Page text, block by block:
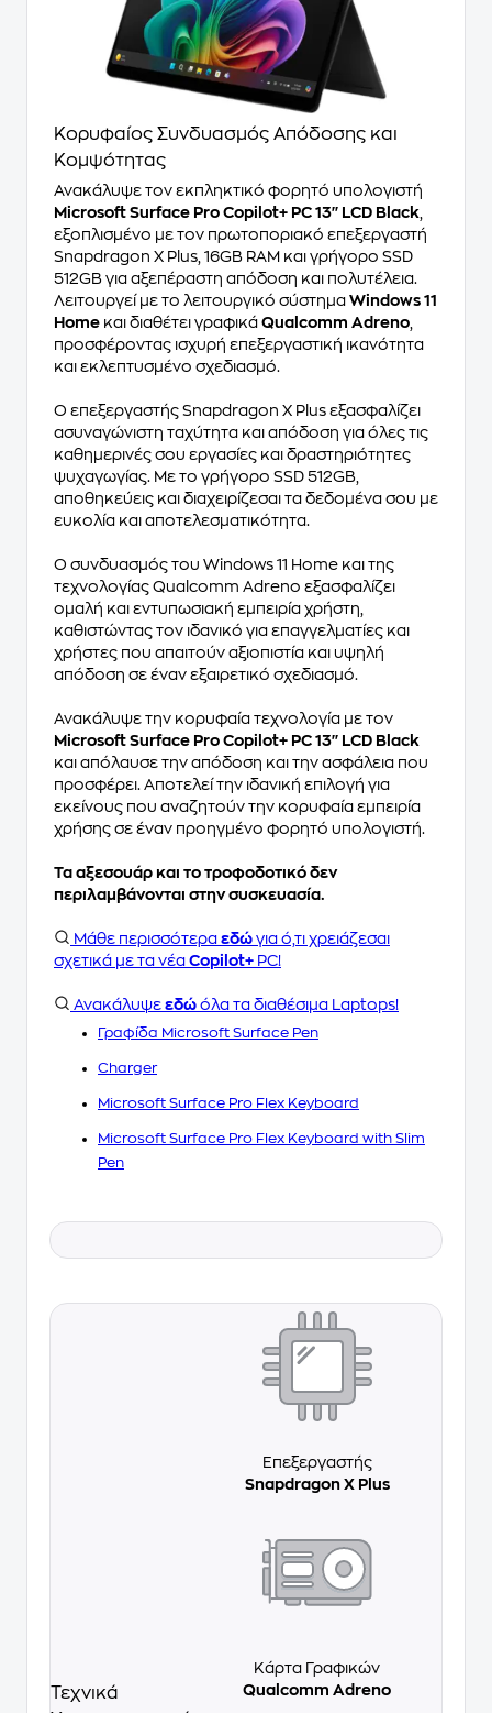
Κορυφαίος Συνδυασμός Απόδοσης και
Κομψότητας
Ανακάλυψε τον εκπληκτικό φορητό υπολογιστή
Microsoft Surface Pro Copilot+ PC 13'' LCD Black
εξοπλισμένο με τον πρωτοποριακό επεξεργαστή
Snapdragon X Plus, 16GB RAM και γρήγορο SSD
512GB για αξεπέραστη απόδοση και πολυτέλεια.
Λειτουργεί με το λειτουργικό σύστημα Windows 11
Home και διαθέτει γραφικά Qualcomm Adreno
προσφέροντας ισχυρή επεξεργαστική ικανότητα
και εκλεπτυσμένο σχεδιασμό.
Ο επεξεργαστής Snapdragon X Plus εξασφαλίζει
ασυναγώνιστη ταχύτητα και απόδοση για όλες τις
καθημερινές σου εργασίες και δραστηριότητες
ψυχαγωγίας. Με το γρήγορο SSD 512GB,
αποθηκεύεις και διαχειρίζεσαι τα δεδομένα σου με
ευκολία και αποτελεσματικότητα.
Ο συνδυασμός του Windows 11 Home και της
τεχνολογίας Qualcomm Adreno εξασφαλίζει
ομαλή και εντυπωσιακή εμπειρία χρήστη,
καθιστώντας τον ιδανικό για επαγγελματίες και
χρήστες που απαιτούν αξιοπιστία και υψηλή
απόδοση σε έναν εξαιρετικό σχεδιασμό.
Ανακάλυψε την κορυφαία τεχνολογία με τον
Microsoft Surface Pro Copilot+ PC 13'' LCD Black
και απόλαυσε την απόδοση και την ασφάλεια που
προσφέρει. Αποτελεί την ιδανική επιλογή για
εκείνους που αναζητούν την κορυφαία εμπειρία
χρήσης σε έναν προηγμένο φορητό υπολογιστή.
Τα αξεσουάρ και το τροφοδοτικό δεν
περιλαμβάνονται στην συσκευασία.
Μάθε περισσότερα εδώ για ό,τι χρειάζεσαι
σχετικά με τα νέα Copilot+ PC!
Ανακάλυψε εδώ όλα τα διαθέσιμα Laptops!
Γραφίδα Microsoft Surface Pen
Charger
Microsoft Surface Pro Flex Keyboard
Microsoft Surface Pro Flex Keyboard with Slim
Pen
Τεχνικά
Επεξεργαστής
Snapdragon X Plus
Κάρτα Γραφικών
Qualcomm Adreno